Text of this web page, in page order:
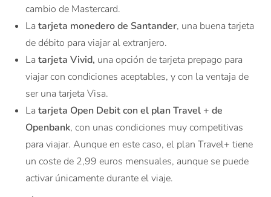
cambio de Mastercard.
Latarjeta monedero de Santander, una buena tarjeta
de débito para viajar al extranjero.
Latarjeta Vivid, una opción de tarjeta prepago para
viajar con condiciones aceptables, y con la ventaja de
ser una tarjeta Visa.
Latarjeta Open Debit con el plan Travel + de
Openbank, con unas condiciones muy competitivas
para viajar. Aunque en este caso, el plan Travel+ tiene
un coste de 2,99 euros mensuales, aunque se puede
activar únicamente durante el viaje.